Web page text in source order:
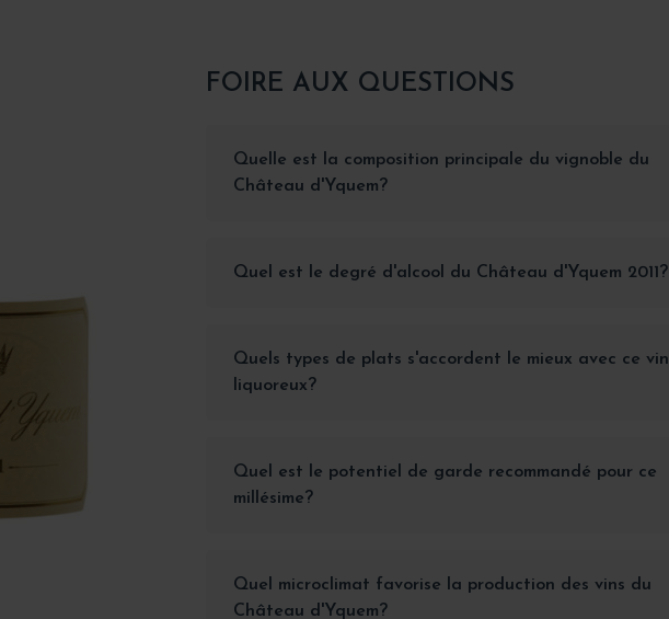
FOIRE AUX QUESTIONS
Quelle est la composition principale du vignoble du
Château d'Yquem?
Quel est le degré d'alcool du Château d'Yquem 2011?
Quels types de plats s'accordent le mieux avec ce vin
liquoreux?
Quel est le potentiel de garde recommandé pour ce
millésime?
Quel microclimat favorise la production des vins du
Château d'Yquem?